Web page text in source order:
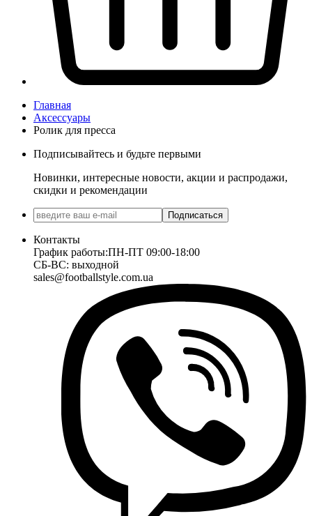
Главная
Аксессуары
Ролик для пресса
Подписывайтесь и будьте первыми
Новинки, интересные новости, акции и распродажи,
скидки и рекомендации
Подписаться
Контакты
График работы:ПН-ПТ 09:00-18:00
СБ-ВС: выходной
sales@footballstyle.com.ua